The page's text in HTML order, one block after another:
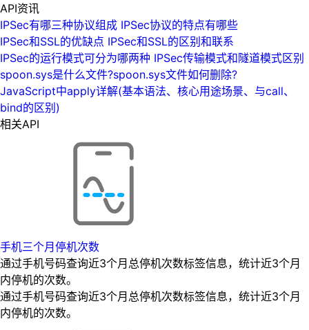
API资讯
IPSec有哪三种协议组成 IPSec协议的特点有哪些
IPSec和SSL的优缺点 IPSec和SSL的区别和联系
IPSec的运行模式可分为哪两种 IPSec传输模式和隧道模式区别
spoon.sys是什么文件?spoon.sys文件如何删除?
JavaScript中apply详解(基本语法、核心用途场景、与call、
bind的区别)
相关API
手机三个月停机次数
通过手机号码查询近3个月总停机次数标签信息，统计近3个月
内停机的次数。
通过手机号码查询近3个月总停机次数标签信息，统计近3个月
内停机的次数。